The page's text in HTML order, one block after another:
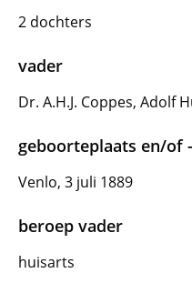
2 dochters
vader
Dr. A.H.J. Coppes, Adolf
geboorteplaats en/of
Venlo, 3 juli 1889
beroep vader
huisarts